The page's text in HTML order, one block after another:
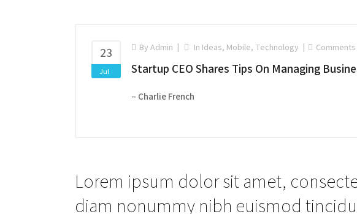
23
Jul
By Admin In Ideas, Mobile, Technology Comments
Startup CEO Shares Tips On Managing
– Charlie French
Lorem ipsum dolor sit amet,
diam nonummy nibh euismod